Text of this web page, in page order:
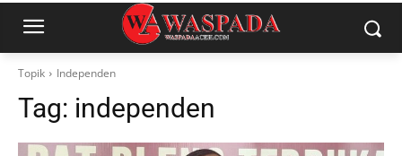
Topik Independen
Tag: independen